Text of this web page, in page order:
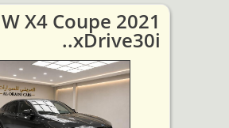
BMW X4 Coupe
xDrive30i..